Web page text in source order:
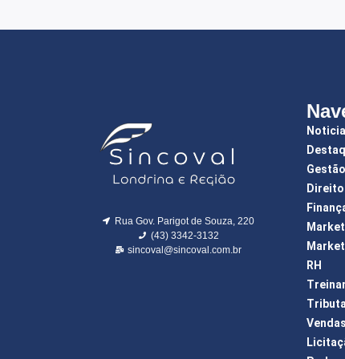
Rua Gov. Parigot de Souza, 220
(43) 3342-3132
sincoval@sincoval.com.br
Gestão
Direito
RH
Vendas